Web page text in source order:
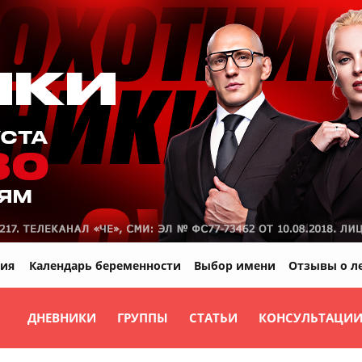
ДНЕВНИКИ ГРУППЫ СТАТЬИ КОНСУЛЬТАЦИИ
Календарь беременности Выбор имени Отзывы о